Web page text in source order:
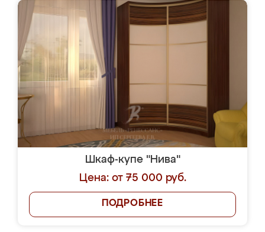
Шкаф-купе "Нива"
Цена: от 75 000 руб.
ПОДРОБНЕЕ